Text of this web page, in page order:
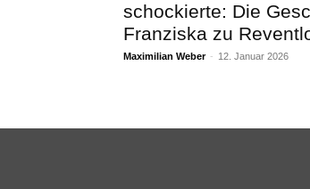
schockierte: Die
Franziska zu
Maximilian Weber - 12. Januar 2026